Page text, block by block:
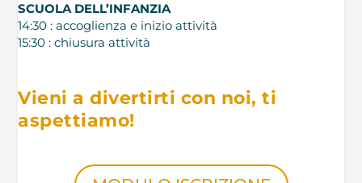
SCUOLA DELL’INFANZIA
14:30 : accoglienza e inizio attività
15:30 : chiusura attività
Vieni a divertirti con noi, ti
aspettiamo!